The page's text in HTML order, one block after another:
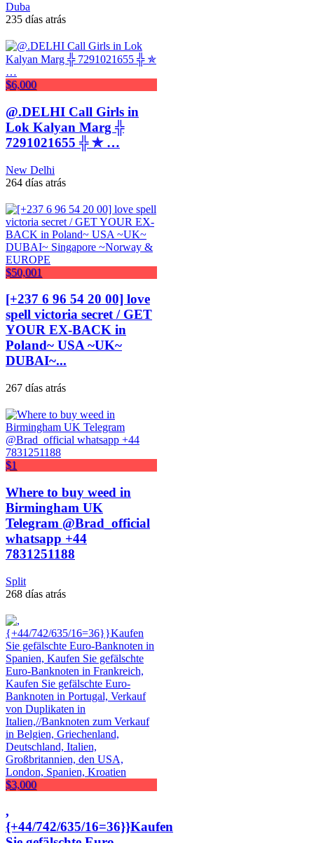
Duba
235 días atrás
$6,000
@.DELHI Call Girls in
Lok Kalyan Marg ╬
7291021655 ╬ ✯ …
New Delhi
264 días atrás
$50,001
[+237 6 96 54 20 00] love
spell victoria secret / GET
YOUR EX-BACK in
Poland~ USA ~UK~
DUBAI~...
267 días atrás
$1
Where to buy weed in
Birmingham UK
Telegram @Brad_official
whatsapp +44
7831251188
Split
268 días atrás
$3,000
,
{+44/742/635/16=36}}Kaufen